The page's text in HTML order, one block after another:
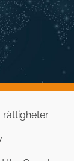
rättigheter